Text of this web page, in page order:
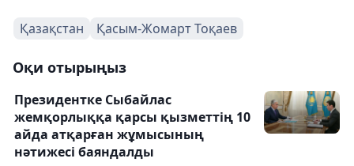
Қазақстан Қасым-Жомарт Тоқаев
Оқи отырыңыз
Президентке Сыбайлас
жемқорлыққа қарсы қызметтің 10
айда атқарған жұмысының
нәтижесі баяндалды